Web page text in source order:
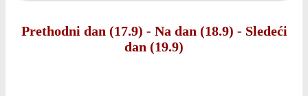
Prethodni dan (17.9) - Na dan (18.9) - Sledeći
dan (19.9)